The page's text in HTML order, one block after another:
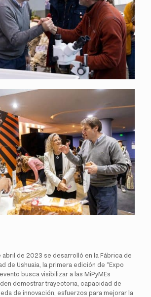
abril de 2023 se desarrolló en la Fábrica de
de Ushuaia, la primera edición de “Expo
evento busca visibilizar a las MiPyMEs
demostrar trayectoria, capacidad de
de innovación, esfuerzos para mejorar la